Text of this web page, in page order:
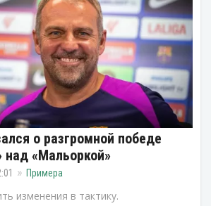
о разгромной победе
над «Мальоркой»
Примера
изменения в тактику.